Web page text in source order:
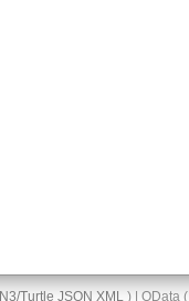
N3/Turtle JSON XML) | OData (